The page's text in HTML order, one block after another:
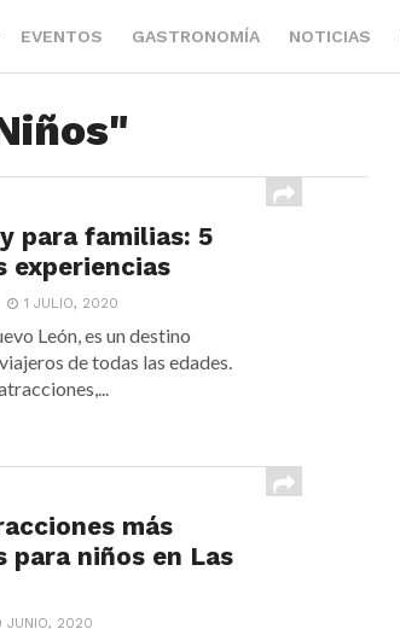
EVENTOS GASTRONOMÍA NOTICIAS
para familias: 5
experiencias
1 JULIO, 2020
León, es un destino
de todas las edades.
más
para niños en Las
JUNIO, 2020